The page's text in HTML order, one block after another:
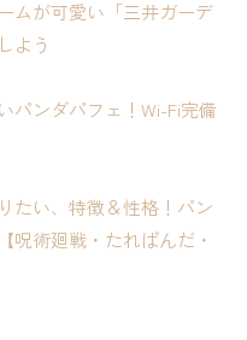
ムが可愛い「三井ガーデ
よう
パンダパフェ！Wi-Fi完備
たい、特徴＆性格！パン
呪術廻戦・たれぱんだ・